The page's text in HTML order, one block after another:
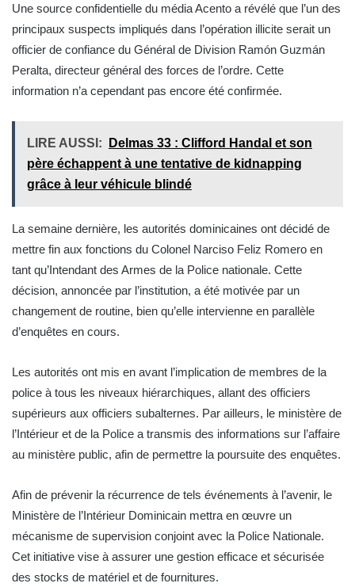
Une source confidentielle du média Acento a révélé que l’un des
principaux suspects impliqués dans l’opération illicite serait un
officier de confiance du Général de Division Ramón Guzmán
Peralta, directeur général des forces de l’ordre. Cette
information n’a cependant pas encore été confirmée.
LIRE AUSSI:
Delmas 33 : Clifford Handal et son
père échappent à une tentative de kidnapping
grâce à leur véhicule blindé
La semaine dernière, les autorités dominicaines ont décidé de
mettre fin aux fonctions du Colonel Narciso Feliz Romero en
tant qu’Intendant des Armes de la Police nationale. Cette
décision, annoncée par l’institution, a été motivée par un
changement de routine, bien qu’elle intervienne en parallèle
d’enquêtes en cours.
Les autorités ont mis en avant l’implication de membres de la
police à tous les niveaux hiérarchiques, allant des officiers
supérieurs aux officiers subalternes. Par ailleurs, le ministère de
l’Intérieur et de la Police a transmis des informations sur l’affaire
au ministère public, afin de permettre la poursuite des enquêtes.
Afin de prévenir la récurrence de tels événements à l’avenir, le
Ministère de l’Intérieur Dominicain mettra en œuvre un
mécanisme de supervision conjoint avec la Police Nationale.
Cet initiative vise à assurer une gestion efficace et sécurisée
des stocks de matériel et de fournitures.